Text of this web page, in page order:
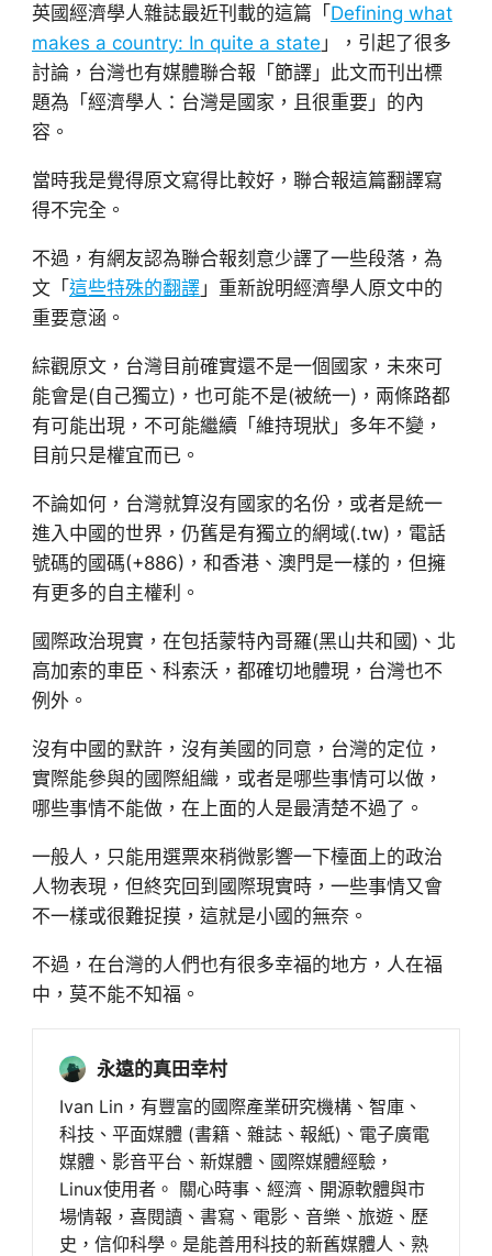
英國經濟學人雜誌最近刊載的這篇「Defining what
makes a country: In quite a state 」，引起了很多
討論，台灣也有媒體聯合報「節譯」此文而刊出標
題為「經濟學人：台灣是國家，且很重要」的內
容。
當時我是覺得原文寫得比較好，聯合報這篇翻譯寫
得不完全。
不過，有網友認為聯合報刻意少譯了一些段落，為
文「這些特殊的翻譯」重新說明經濟學人原文中的
重要意涵。
綜觀原文，台灣目前確實還不是一個國家，未來可
能會是(自己獨立)，也可能不是(被統一)，兩條路都
有可能出現，不可能繼續「維持現狀」多年不變，
目前只是權宜而已。
不論如何，台灣就算沒有國家的名份，或者是統一
進入中國的世界，仍舊是有獨立的網域(.tw)，電話
號碼的國碼(+886)，和香港、澳門是一樣的，但擁
有更多的自主權利。
國際政治現實，在包括蒙特內哥羅(黑山共和國)、北
高加索的車臣、科索沃，都確切地體現，台灣也不
例外。
沒有中國的默許，沒有美國的同意，台灣的定位，
實際能參與的國際組織，或者是哪些事情可以做，
哪些事情不能做，在上面的人是最清楚不過了。
一般人，只能用選票來稍微影響一下檯面上的政治
人物表現，但終究回到國際現實時，一些事情又會
不一樣或很難捉摸，這就是小國的無奈。
不過，在台灣的人們也有很多幸福的地方，人在福
中，莫不能不知福。
永遠的真田幸村
Ivan Lin，有豐富的國際產業研究機構、智庫、
科技、平面媒體 (書籍、雜誌、報紙)、電子廣電
媒體、影音平台、新媒體、國際媒體經驗，
Linux使用者。 關心時事、經濟、開源軟體與市
場情報，喜閱讀、書寫、電影、音樂、旅遊、歷
史，信仰科學。是能善用科技的新舊媒體人、熟